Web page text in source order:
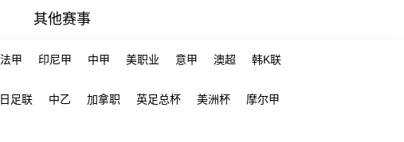
其他赛事
法甲 印尼甲 中甲 美职业 意甲 澳超 韩K联
日足联 中乙 加拿职 英足总杯 美洲杯 摩尔甲